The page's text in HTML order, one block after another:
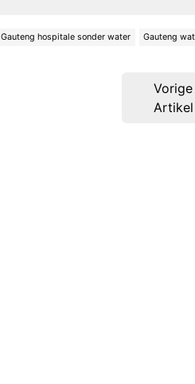
Gauteng hospitale sonder water Gauteng
Vorige
Artikel